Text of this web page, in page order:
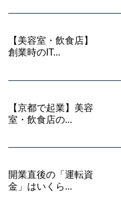
【美容室・飲食店】
創業時のIT...
【京都で起業】美容
室・飲食店の...
開業直後の「運転資
金」はいくら...